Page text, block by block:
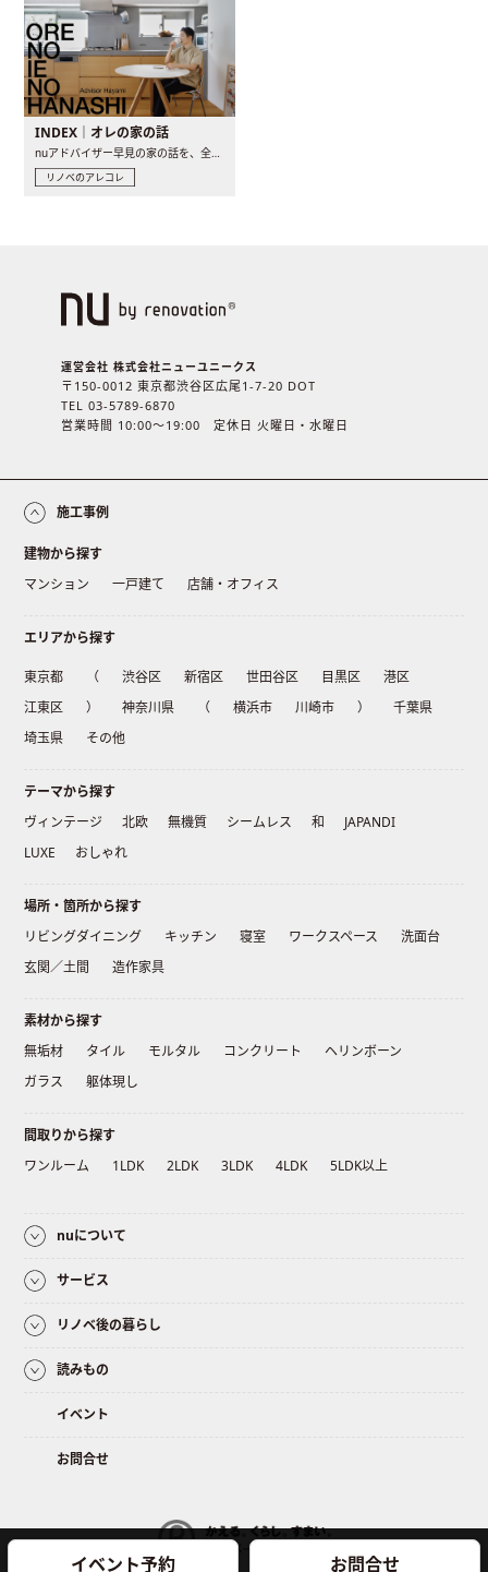
イベント予約 お問合せ
INDEX｜オレの家の話
リノベのアレコレ
運営会社 株式会社ニューユニークス
〒150-0012 東京都渋谷区広尾1-7-20 DOT
TEL 03-5789-6870
営業時間 10:00〜19:00 定休日 火曜日・水曜日
施工事例
建物から探す
マンション
一戸建て 店舗・オフィス
エリアから探す
東京都 （ 渋谷区 新宿区 世田谷区 目黒区
港区
江東区
） 神奈川県 （ 横浜市 川崎市 ）
千葉県
埼玉県
その他
テーマから探す
ヴィンテージ
北欧 無機質 シームレス 和
JAPANDI
LUXE
おしゃれ
場所・箇所から探す
リビングダイニング
キッチン 寝室 ワークスペース
洗面台
玄関／土間
造作家具
素材から探す
無垢材
タイル モルタル コンクリート
ヘリンボーン
ガラス
躯体現し
間取りから探す
ワンルーム
1LDK 2LDK 3LDK 4LDK 5LDK以上
nuについて
サービス
リノベ後の暮らし
読みもの
イベント
お問合せ